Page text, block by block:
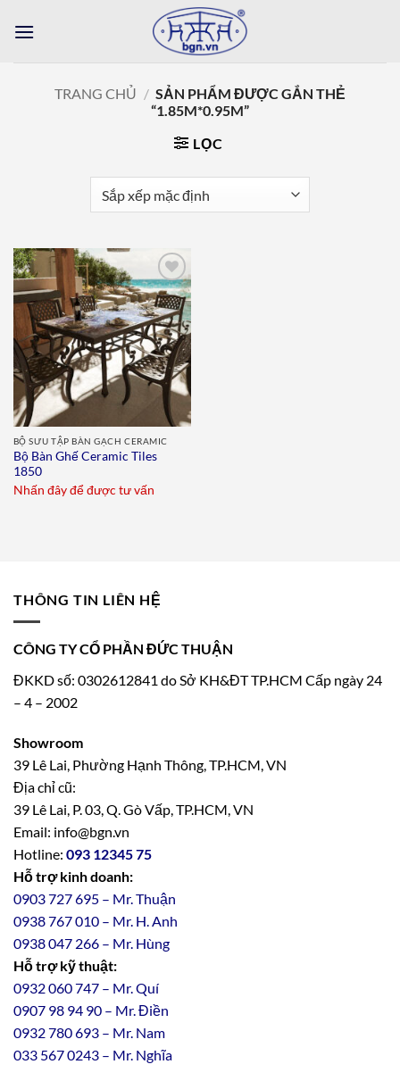
qua
TRANG CHỦ / SẢN PHẨM ĐƯỢC GẮN THẺ
“1.85M*0.95M”
LỌC
Add to
wishlist
BỘ SƯU TẬP BÀN GẠCH CERAMIC
Bộ Bàn Ghế Ceramic Tiles
1850
Nhấn đây để được tư vấn
THÔNG TIN LIÊN HỆ
CÔNG TY CỔ PHẦN ĐỨC THUẬN
ĐKKD số: 0302612841 do Sở KH&ĐT TP.HCM Cấp ngày 24
– 4 – 2002
Showroom
39 Lê Lai, Phường Hạnh Thông, TP.HCM, VN
Địa chỉ cũ:
39 Lê Lai, P. 03, Q. Gò Vấp, TP.HCM, VN
Email: info@bgn.vn
Hotline: 093 12345 75
Hỗ trợ kinh doanh:
0903 727 695 – Mr. Thuận
0938 767 010 – Mr. H. Anh
0938 047 266 – Mr. Hùng
Hỗ trợ kỹ thuật:
0932 060 747 – Mr. Quí
0907 98 94 90 – Mr. Điền
0932780693 – Mr. Nam
033 567 0243 – Mr. Nghĩa